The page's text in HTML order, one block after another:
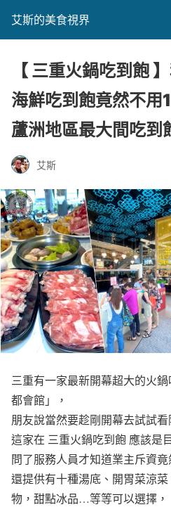
艾斯的美食視界
【 三重火鍋吃到飽
海鮮吃到飽竟然不
蘆洲地區最大間吃到
艾斯
三重有一家最新開幕超大的火
都會館」，
朋友說當然要趁剛開幕去試試看
這家在 三重火鍋吃到飽 應該是
問了服務人員才知道業主斥資竟
還提供有十種湯底、開胃菜涼
物，甜點冰品…等等可以選擇，